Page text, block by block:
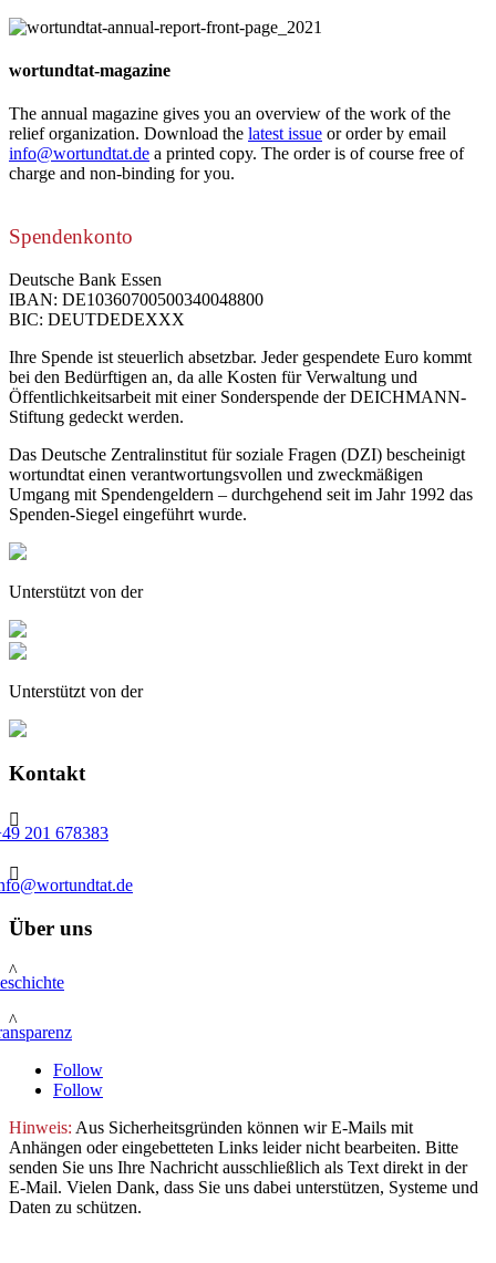
wortundtat-magazine
The annual magazine gives you an overview of the work of the
relief organization. Download the latest issue or order by email
info@wortundtat.de a printed copy. The order is of course free of
charge and non-binding for you.
Spendenkonto
Deutsche Bank Essen
IBAN: DE10360700500340048800
BIC: DEUTDEDEXXX
Ihre Spende ist steuerlich absetzbar. Jeder gespendete Euro kommt
bei den Bedürftigen an, da alle Kosten für Verwaltung und
Öffentlichkeitsarbeit mit einer Sonderspende der DEICHMANN-
Stiftung gedeckt werden.
Das Deutsche Zentralinstitut für soziale Fragen (DZI) bescheinigt
wortundtat einen verantwortungsvollen und zweckmäßigen
Umgang mit Spendengeldern – durchgehend seit im Jahr 1992 das
Spenden-Siegel eingeführt wurde.
Unterstützt von der
Unterstützt von der
Kontakt

201 678383

Über uns
^
^
Follow
Follow
Hinweis: Aus Sicherheitsgründen können wir E-Mails mit
Anhängen oder eingebetteten Links leider nicht bearbeiten. Bitte
senden Sie uns Ihre Nachricht ausschließlich als Text direkt in der
E-Mail. Vielen Dank, dass Sie uns dabei unterstützen, Systeme und
Daten zu schützen.